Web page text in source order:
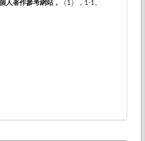
人著作參考網站，
（1），1-1。